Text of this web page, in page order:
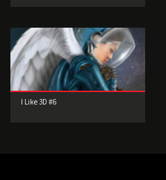
I Like 3D #6